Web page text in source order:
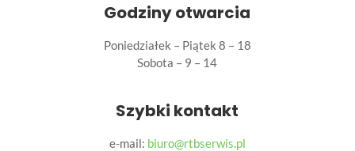
Godziny otwarcia
Poniedziałek – Piątek 8 – 18
Sobota – 9 – 14
Szybki kontakt
e-mail: biuro@rtbserwis.pl